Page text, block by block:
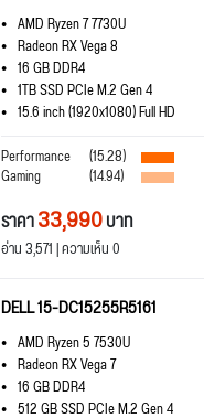
AMD Ryzen 7 7730U
Radeon RX Vega 8
16 GB DDR4
1TB SSD PCIe M.2 Gen 4
15.6 inch (1920x1080) Full HD
Performance
(15.28)
Gaming (14.94)
ราคา33,990บาท
อ่าน 3,571 | ความเห็น 0
DELL 15-DC15255R5161
AMD Ryzen 5 7530U
Radeon RX Vega 7
16 GB DDR4
512 GB SSD PCIe M.2 Gen 4